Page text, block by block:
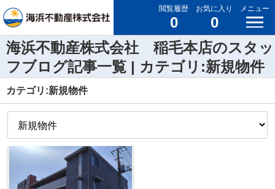
閲覧履歴
0
お気に入り
0
メニュー
海浜不動産株式会社 稲毛本店のスタッ
フブログ記事一覧 | カテゴリ:新規物件
カテゴリ:新規物件